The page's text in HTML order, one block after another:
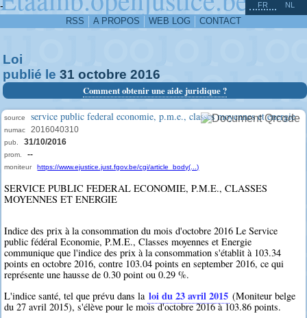
-
RSS A PROPOS WEB LOG CONTACT
FR NL
Loi
publié le 31 octobre 2016
Comment obtenir une aide juridique ?
source service public federal economie, p.m.e., classes moyennes et energie
numac 2016040310
pub. 31/10/2016
prom. --
moniteur https://www.ejustice.just.fgov.be/cgi/article_body(...)
SERVICE PUBLIC FEDERAL ECONOMIE, P.M.E., CLASSES
MOYENNES ET ENERGIE
Indice des prix à la consommation du mois d'octobre 2016 Le Service
public fédéral Economie, P.M.E., Classes moyennes et Energie
communique que l'indice des prix à la consommation s'établit à 103.34
points en octobre 2016, contre 103.04 points en september 2016, ce qui
représente une hausse de 0.30 point ou 0.29 %.
L'indice santé, tel que prévu dans la loi du 23 avril 2015 (Moniteur belge
du 27 avril 2015), s'élève pour le mois d'octobre 2016 à 103.86 points.
^